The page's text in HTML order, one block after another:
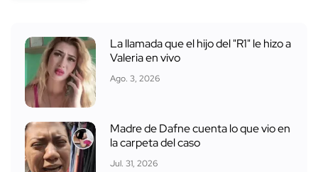
La llamada que el hijo del "R1" le hizo a
Valeria en vivo
Ago. 3, 2026
Madre de Dafne cuenta lo que vio en
la carpeta del caso
Jul. 31, 2026